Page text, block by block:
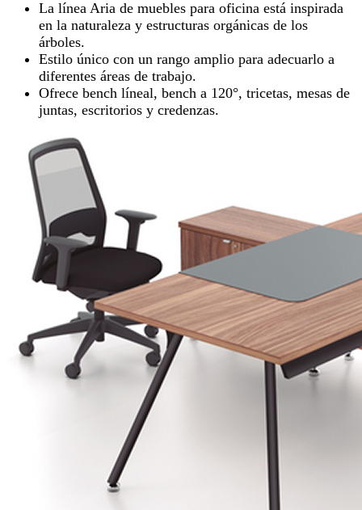
La línea Aria de muebles para oficina está inspirada
en la naturaleza y estructuras orgánicas de los
árboles.
Estilo único con un rango amplio para adecuarlo a
diferentes áreas de trabajo.
Ofrece bench líneal, bench a 120°, tricetas, mesas de
juntas, escritorios y credenzas.